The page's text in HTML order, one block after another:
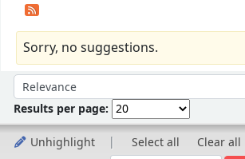
Sorry, no suggestions.
Sort by:
Results per page:
Unhighlight Select all
Clear all